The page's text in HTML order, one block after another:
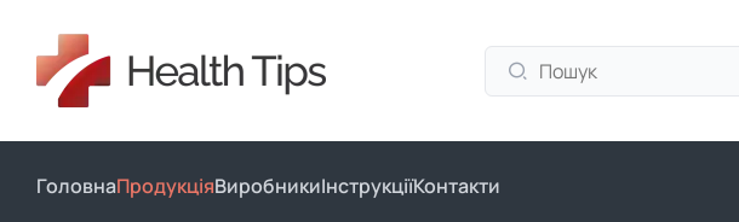
ГоловнаПродукціяВиробникиІнструкціїКонтакти